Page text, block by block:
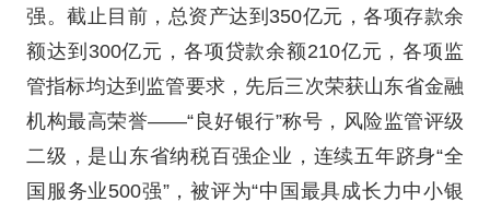
强。截止目前，总资产达到350亿元，各项存款余
额达到300亿元，各项贷款余额210亿元，各项监
管指标均达到监管要求，先后三次荣获山东省金融
机构最高荣誉——“良好银行”称号，风险监管评级
二级，是山东省纳税百强企业，连续五年跻身“全
国服务业500强”，被评为“中国最具成长力中小银